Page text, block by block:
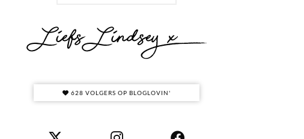
628 VOLGERS OP BLOGLOVIN'